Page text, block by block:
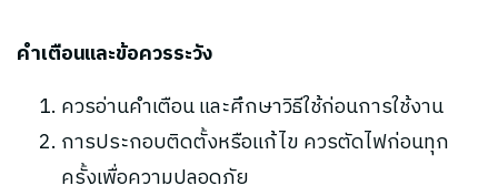
คำเตือนและข้อควรระวัง
ควรอ่านคำเตือน และศึกษาวิธีใช้ก่อนการใช้งาน
การประกอบติดตั้งหรือแก้ไข ควรตัดไฟก่อนทุก
ครั้งเพื่อความปลอดภัย